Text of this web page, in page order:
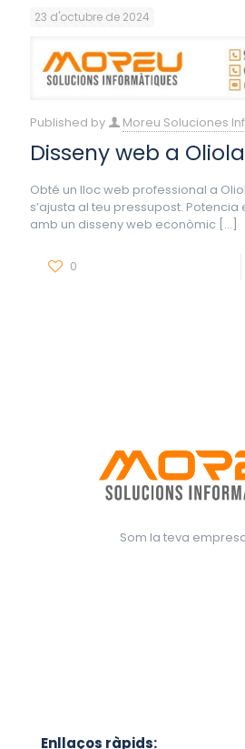
23 d'octubre de 2024
Published by Moreu Soluciones
Disseny web a Oliola
Obté un lloc web professional a
s’ajusta al teu pressupost.
amb un disseny web econòmic […]
0
Som la teva
Enllaços ràpids: